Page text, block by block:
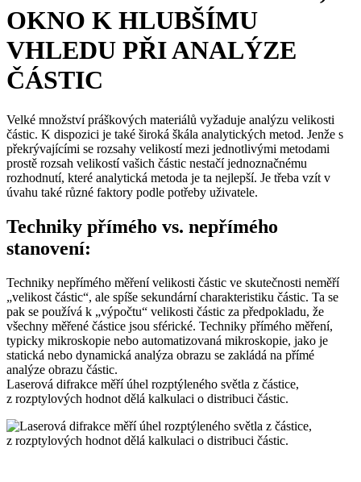
OKNO K HLUBŠÍMU
VHLEDU PŘI ANALÝZE
ČÁSTIC
Velké množství práškových materiálů vyžaduje analýzu velikosti
částic. K dispozici je také široká škála analytických metod. Jenže s
překrývajícími se rozsahy velikostí mezi jednotlivými metodami
prostě rozsah velikostí vašich částic nestačí jednoznačnému
rozhodnutí, které analytická metoda je ta nejlepší. Je třeba vzít v
úvahu také různé faktory podle potřeby uživatele.
Techniky přímého vs. nepřímého
stanovení:
Techniky nepřímého měření velikosti částic ve skutečnosti neměří
„velikost částic“, ale spíše sekundární charakteristiku částic. Ta se
pak se používá k „výpočtu“ velikosti částic za předpokladu, že
všechny měřené částice jsou sférické. Techniky přímého měření,
typicky mikroskopie nebo automatizovaná mikroskopie, jako je
statická nebo dynamická analýza obrazu se zakládá na přímé
analýze obrazu částic.
Laserová difrakce měří úhel rozptýleného světla z částice,
z rozptylových hodnot dělá kalkulaci o distribuci částic.